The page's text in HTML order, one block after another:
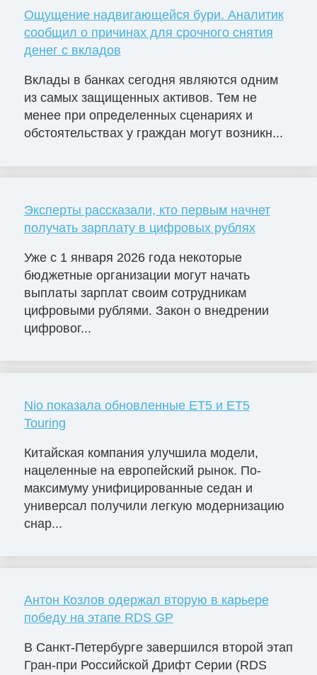
Ощущение надвигающейся бури. Аналитик
сообщил о причинах для срочного снятия
денег с вкладов
Вклады в банках сегодня являются одним
из самых защищенных активов. Тем не
менее при определенных сценариях и
обстоятельствах у граждан могут возникн...
Эксперты рассказали, кто первым начнет
получать зарплату в цифровых рублях
Уже с 1 января 2026 года некоторые
бюджетные организации могут начать
выплаты зарплат своим сотрудникам
цифровыми рублями. Закон о внедрении
цифровог...
Nio показала обновленные ET5 и ET5
Touring
Китайская компания улучшила модели,
нацеленные на европейский рынок. По-
максимуму унифицированные седан и
универсал получили легкую модернизацию
снар...
Антон Козлов одержал вторую в карьере
победу на этапе RDS GP
В Санкт-Петербурге завершился второй этап
Гран-при Российской Дрифт Серии (RDS